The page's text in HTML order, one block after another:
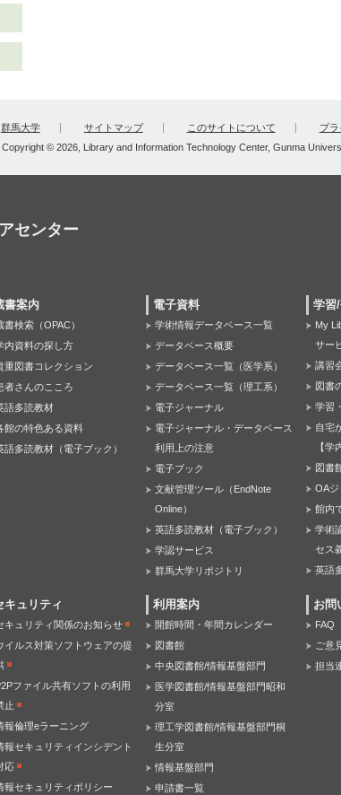
群馬大学 サイトマップ このサイトについて
プ
Copyright © 2026, Library and Information Technology Center, Gunma
センター
書案内
書検索（OPAC）
内資料の探し方
重図書コレクション
者さんのこころ
語多読教材
館の特色ある資料
語多読教材（電子ブック）
電子資料
学術情報データベース一覧
データベース概要
データベース一覧（医学系）
データベース一覧（理工系）
電子ジャーナル
電子ジャーナル・データベース
利用上の注意
電子ブック
文献管理ツール（EndNote
Online）
英語多読教材（電子ブック）
学認サービス
群馬大学リポジトリ
学習
My
サー
講習
図書
学習
自宅
【学
図書
OAジ
館内
学術
セス
英語
キュリティ
キュリティ関係のお知らせ
イルス対策ソフトウェアの提
ファイル共有ソフトの利用
止
報倫理eラーニング
報セキュリティインシデント
応
報セキュリティポリシー
利用案内
開館時間・年間カレンダー
図書館
中央図書館/情報基盤部門
医学図書館/情報基盤部門昭和
分室
理工学図書館/情報基盤部門桐
生分室
情報基盤部門
申請書一覧
お問
FAQ
ご意
担当